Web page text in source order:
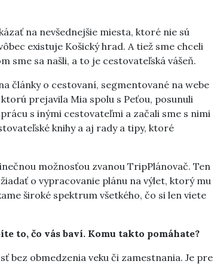
na nevšednejšie miesta, ktoré nie sú
existuje Košický hrad. A tiež sme chceli
sme sa našli, a to je cestovateľská vášeň.
články o cestovaní, segmentované na webe
prejavila Mia spolu s Peťou, posunuli
s inými cestovateľmi a začali sme s nimi
knihy a aj rady a tipy, ktoré
možnosťou zvanou TripPlánovač. Ten
o vypracovanie plánu na výlet, ktorý mu
široké spektrum všetkého, čo si len viete
to, čo vás baví. Komu takto pomáhate?
bez obmedzenia veku či zamestnania. Je pre